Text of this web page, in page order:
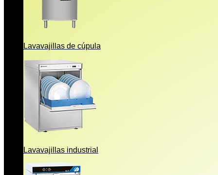
Lavavajillas de cúpula
Lavavajillas industrial